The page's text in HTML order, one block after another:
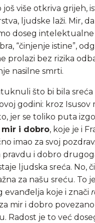
više otkriva grijeh,
ljudske laži. Mir,
doseg
“činjenje istine”,
prolazi bez rizika
nasilne smrti.
što bi bila sreća
godini: kroz Isusov
jer se toliko puta
mir i dobro, koje je i
imao za svoj
pravdu i dobro
ljudska sreća. No,
za našu sreću. To je
evanđelja koje i znači
mir i dobro povezano
Radost je to već